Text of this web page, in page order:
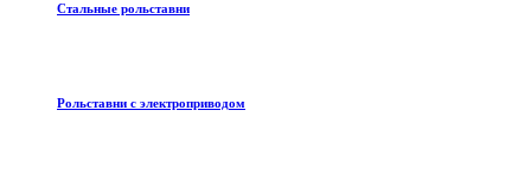
Стальные рольставни
Рольставни с электроприводом